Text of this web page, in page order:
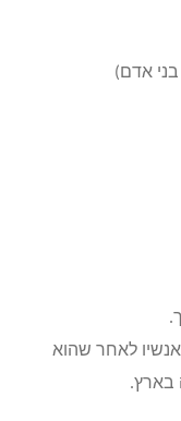
אדם)
לאחר שהוא
בארץ.